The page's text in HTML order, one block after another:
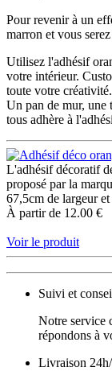
Pour revenir à un
marron et vous
Utilisez l'adhésif
votre intérieur.
toute votre créativité.
Un pan de mur, une
tous adhère à
L'adhésif décoratif
proposé par la
67,5cm de largeur
À partir de 12.00 €
Voir le produit
Suivi et
Notre service
répondons à
Livraison